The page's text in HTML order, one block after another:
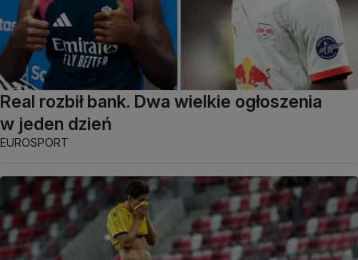
Real rozbił bank. Dwa wielkie ogłoszenia
w jeden dzień
EUROSPORT